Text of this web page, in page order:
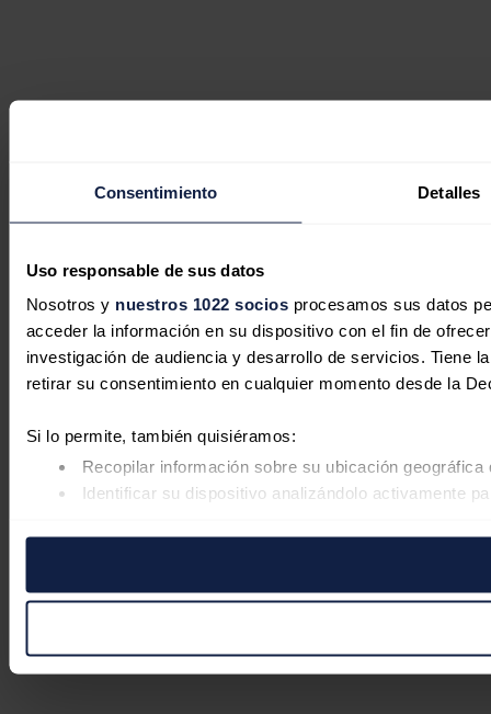
Consentimiento Detalles
Uso responsable de sus datos
Nosotros y nuestros 1022 sociosprocesamos sus datos
acceder la información en su dispositivo con el fin de
investigación de audiencia y desarrollo de servicios. Tiene
retirar su consentimiento en cualquier momento desde la
Si lo permite, también quisiéramos:
Recopilar información sobre su ubicación
Identificar su dispositivo analizándolo activamente
Las cookies de este sitio web se usan para personalizar el
pueden combinarla con otra información que les haya